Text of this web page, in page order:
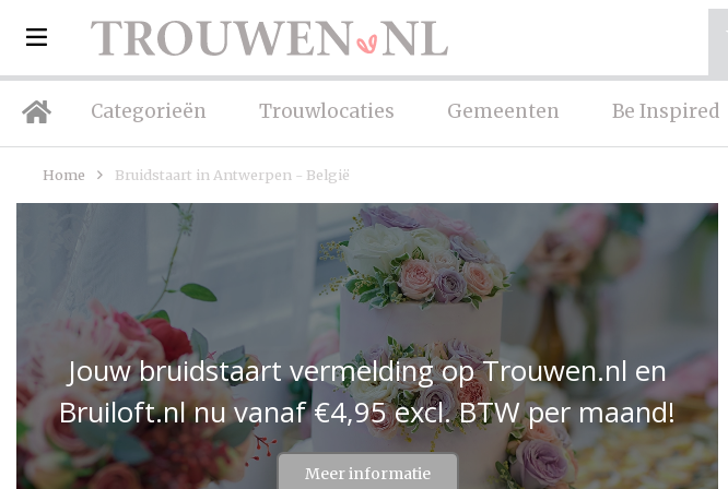
Categorieën Trouwlocaties Gemeenten Be Inspired
Home Bruidstaart in Antwerpen - België
Jouw bruidstaart vermelding op Trouwen.nl en
Bruiloft.nl nu vanaf €4,95 excl. BTW per maand!
Meer informatie